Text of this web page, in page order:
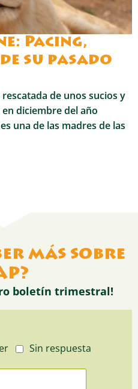
Pacing,
su pasado
de unos sucios y
diciembre del año
una de las madres de las
más sobre
boletín trimestral!
Sin respuesta